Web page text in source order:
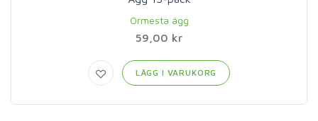
Ormesta ägg
59,00 kr
LÄGG I VARUKORG